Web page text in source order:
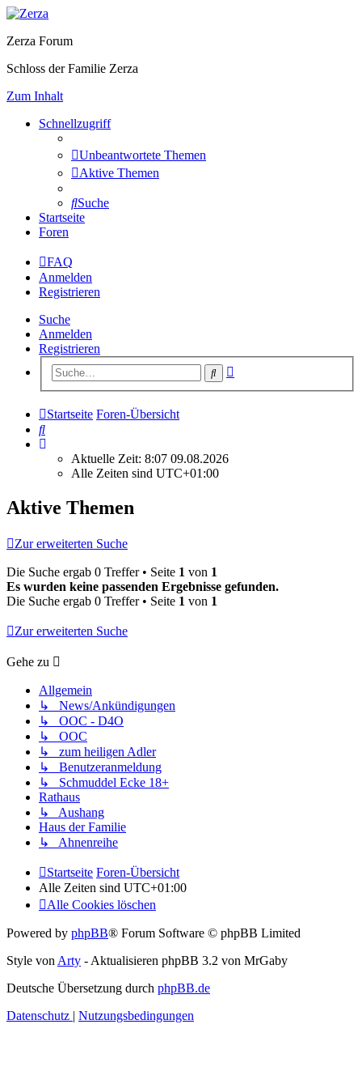
Zerza Forum
Schloss der Familie Zerza
Zum Inhalt
Schnellzugriff
Unbeantwortete Themen
Aktive Themen
Suche
Startseite
Foren
FAQ
Anmelden
Registrieren
Suche
Anmelden
Registrieren
Suche
Startseite Foren-Übersicht
Suche
Aktuelle Zeit: 8:07 09.08.2026
Alle Zeiten sind UTC+01:00
Aktive Themen
Zur erweiterten Suche
Die Suche ergab 0 Treffer • Seite 1 von 1
Es wurden keine passenden Ergebnisse gefunden.
Die Suche ergab 0 Treffer • Seite 1 von 1
Zur erweiterten Suche
Gehe zu
Allgemein
↳ News/Ankündigungen
↳ OOC - D4O
↳ OOC
↳ zum heiligen Adler
↳ Benutzeranmeldung
↳ Schmuddel Ecke 18+
Rathaus
↳ Aushang
Haus der Familie
↳ Ahnenreihe
Startseite Foren-Übersicht
Alle Zeiten sind UTC+01:00
Alle Cookies löschen
Powered by phpBB® Forum Software © phpBB Limited
Style vonArty - Aktualisieren phpBB 3.2 von MrGaby
Deutsche Übersetzung durch phpBB.de
Datenschutz | Nutzungsbedingungen